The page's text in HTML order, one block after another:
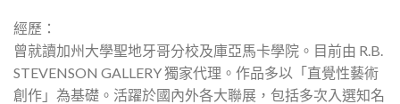
經歷：
曾就讀加州大學聖地牙哥分校及庫亞馬卡學院。目前由 R.B.
STEVENSON GALLERY 獨家代理。作品多以「直覺性藝術
創作」為基礎。活躍於國內外各大聯展，包括多次入選知名